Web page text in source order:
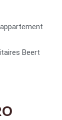
Beert